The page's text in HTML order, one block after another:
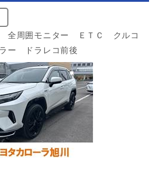
全周囲モニター ＥＴＣ クルコ
ー ドラレコ前後